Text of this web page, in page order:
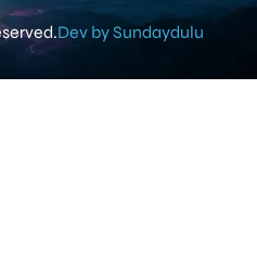
Dev by Sundaydulu